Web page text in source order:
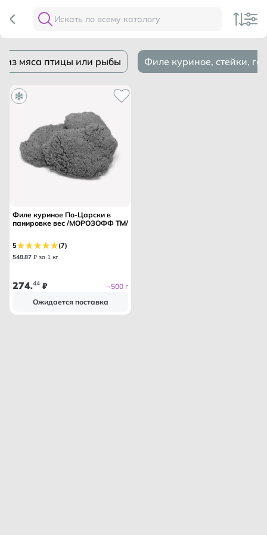
из мяса птицы или рыбы Филе куриное, стейки,
Филе куриное По-Царски в
панировке вес /МОРОЗОФФ ТМ/
5 (7)
548.87 ₽ за 1 кг
274.44 ₽
~500 г
Ожидается поставка